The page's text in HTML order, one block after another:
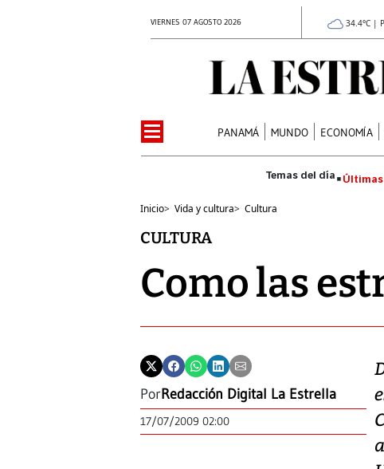
VIERNES 07 AGOSTO 2026 34.4°C |
PANAMÁ MUNDO ECONOMÍA
Inicio> Vida y cultura> Cultura
CULTURA
Como las
PorRedacción Digital La Estrella
17/07/2009 02:00